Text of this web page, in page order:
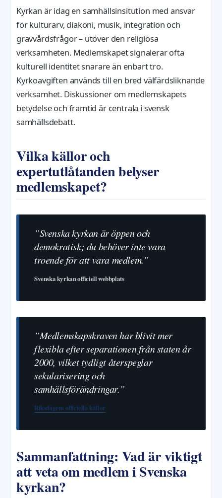
Kyrkan är idag en samhällsinsitution med ansvar
för kulturarv, diakoni, musik, integration och
gravvårdsfrågor – utöver den religiösa
verksamheten. Medlemskapet signalerar ofta
kulturell identitet snarare än enbart tro.
Kyrkoavgiften används till en bred välfärdsliknande
verksamhet. Diskussioner om medlemskapets
betydelse och framtid är centrala i svensk
samhällsdebatt.
Vilka källor och
expertutlåtanden belyser
medlemskapet?
”Svenska kyrkan är öppen och
demokratisk; du behöver inte vara
troende för att vara medlem.”
Svenska kyrkan officiell webbplats
”Medlemskapskraven har blivit mer
flexibla efter separationen från staten år
2000, vilket tydligt återspeglar
sekularisering och
samhällsförändringar.”
Riksdagens officiella källor
Sammanfattning: Vad är viktigt
att veta om medlem i Svenska
kyrkan?